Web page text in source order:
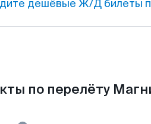
дешёвые Ж/Д билеты
по перелёту